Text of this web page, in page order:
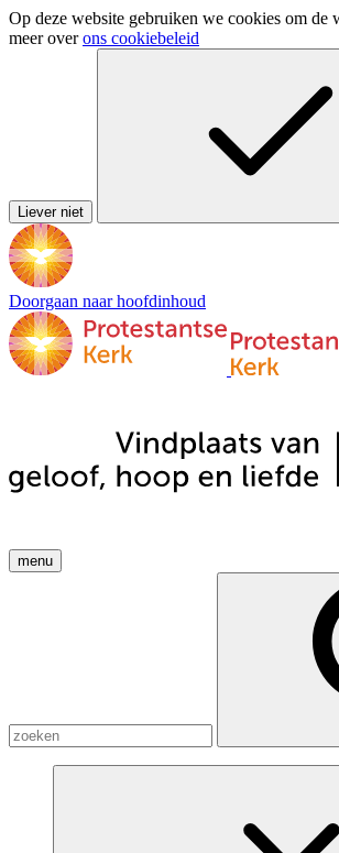
Op deze website gebruiken we cookies om de
meer overons cookiebeleid
Liever niet
Doorgaan naar hoofdinhoud
menu